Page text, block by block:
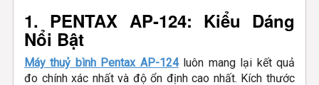
1. PENTAX AP-124: Kiểu Dáng
Nổi Bật
Máy thuỷ bình Pentax AP-124luôn mang lại kết quả
đo chính xác nhất và độ ổn định cao nhất. Kích thước